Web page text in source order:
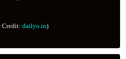
Credit: dailyo.in)